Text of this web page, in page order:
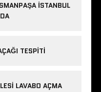
ISTANBUL
TESPITI
LAVABO AÇMA